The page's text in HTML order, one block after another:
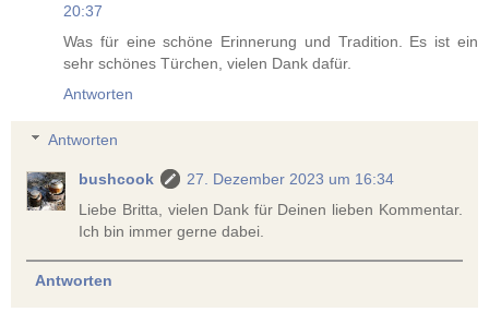
20:37
Was für eine schöne Erinnerung und Tradition. Es ist ein
sehr schönes Türchen, vielen Dank dafür.
Antworten
Antworten
bushcook
27. Dezember 2023 um 16:34
Liebe Britta, vielen Dank für Deinen lieben Kommentar.
Ich bin immer gerne dabei.
Antworten